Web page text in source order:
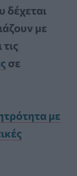
δέχεται
με
σε
με